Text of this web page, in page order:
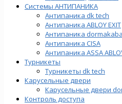
Системы АНТИПАНИКА
Антипаника dk tech
Антипаника ABLOY EXIT
Антипаника dormakaba
Антипаника СISA
Антипаника ASSA
Турникеты
Турникеты dk tech
Карусельные двери
Карусельные двери
Контроль доступа